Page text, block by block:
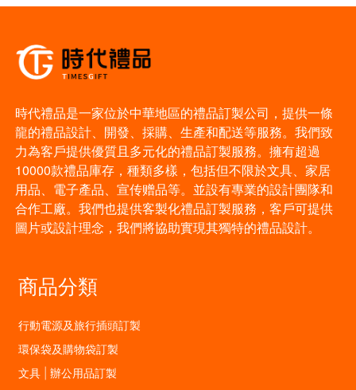
時代禮品是一家位於中華地區的禮品訂製公司，提供一條
龍的禮品設計、開發、採購、生產和配送等服務。我們致
力為客戶提供優質且多元化的禮品訂製服務。擁有超過
10000款禮品庫存，種類多樣，包括但不限於文具、家居
用品、電子產品、宣传赠品等。並設有專業的設計團隊和
合作工廠。我們也提供客製化禮品訂製服務，客戶可提供
圖片或設計理念，我們將協助實現其獨特的禮品設計。
商品分類
行動電源及旅行插頭訂製
環保袋及購物袋訂製
文具 | 辦公用品訂製